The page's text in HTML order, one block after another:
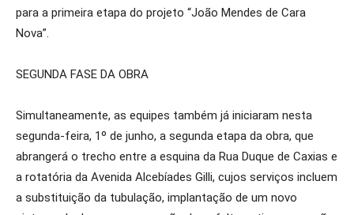
para a primeira etapa do projeto “João Mendes de Cara
Nova”.
SEGUNDA FASE DA OBRA
Simultaneamente, as equipes também já iniciaram nesta
segunda-feira, 1º de junho, a segunda etapa da obra, que
abrangerá o trecho entre a esquina da Rua Duque de Caxias e
a rotatória da Avenida Alcebíades Gilli, cujos serviços incluem
a substituição da tubulação, implantação de um novo